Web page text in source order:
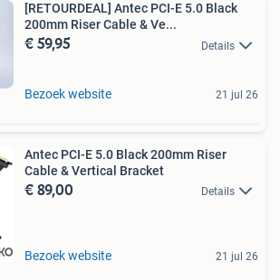
[RETOURDEAL] Antec PCI-E 5.0 Black
200mm Riser Cable & Ve...
€ 59,95 Details
Bezoek website 21 jul 26
Antec PCI-E 5.0 Black 200mm Riser
Cable & Vertical Bracket
€ 89,00 Details
Bezoek website 21 jul 26